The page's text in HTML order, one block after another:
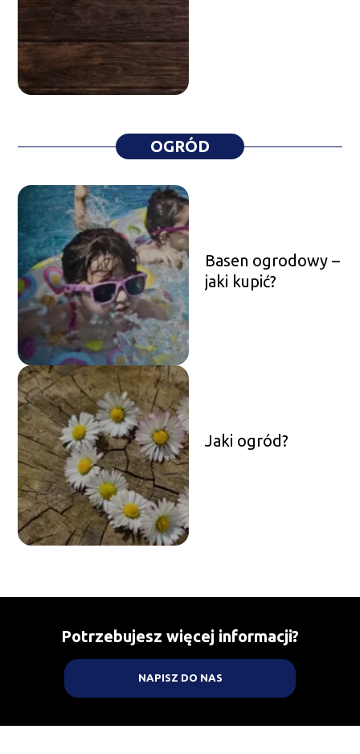
OGRÓD
Basen ogrodowy –
jaki kupić?
Jaki ogród?
Potrzebujesz więcej informacji?
NAPISZ DO NAS